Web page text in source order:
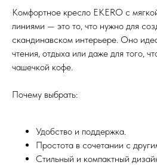
Комфортное кресло EKERO с
линиями — это то, что нужно для
скандинавском интерьере. Оно
чтения, отдыха или даже для того,
чашечкой кофе.
Почему выбрать:
Удобство и поддержка.
Простота в сочетании с
Стильный и компактный